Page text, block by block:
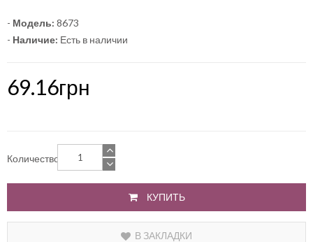
- Модель: 8673
- Наличие: Есть в наличии
69.16грн
Количество
КУПИТЬ
В ЗАКЛАДКИ